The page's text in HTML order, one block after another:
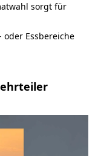
sorgt für
oder Essbereiche